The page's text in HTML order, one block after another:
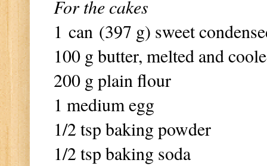
For the cakes
1 can (397 g) sweet
100 g butter, melted and
200 g plain flour
1 medium egg
1/2 tsp baking powder
1/2 tsp baking soda